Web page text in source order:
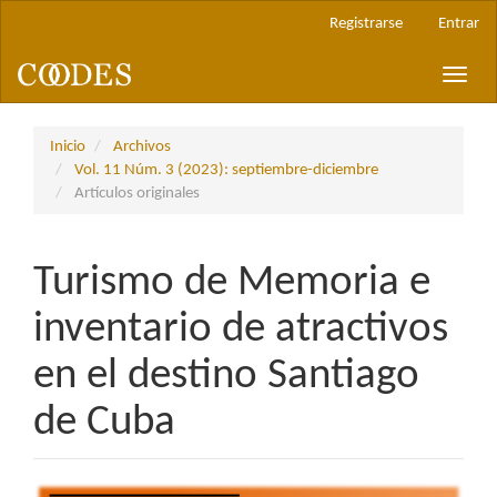
principal
Barra
Registrarse Entrar
Toggle
Inicio
Archivos
Vol. 11 Núm. 3 (2023): septiembre-diciembre
Artículos originales
Turismo de Memoria e
inventario de atractivos
en el destino Santiago
de Cuba